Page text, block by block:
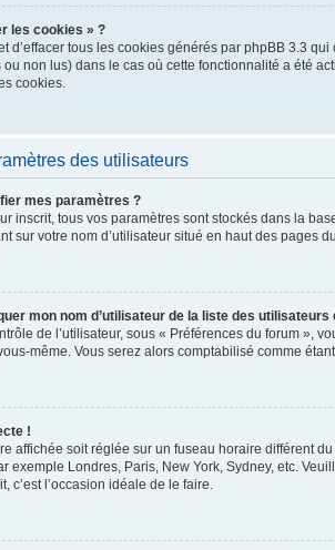
les cookies » ?
d’effacer tous les cookies générés par phpBB 3.3
ou non lus) dans le cas où cette fonctionnalité a été
cookies.
des utilisateurs
mes paramètres ?
inscrit, tous vos paramètres sont stockés dans la
sur votre nom d’utilisateur situé en haut des pages
mon nom d’utilisateur de la liste des utilisateurs
de l’utilisateur, sous « Préférences du forum »,
même. Vous serez alors comptabilisé comme
!
affichée soit réglée sur un fuseau horaire différent
exemple Londres, Paris, New York, Sydney, etc.
c’est l’occasion idéale de le faire.